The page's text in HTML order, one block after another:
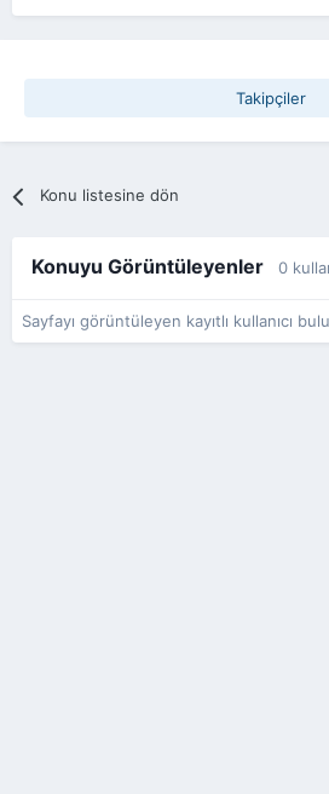
Takipçiler
Konu listesine dön
Konuyu Görüntüleyenler 0
Sayfayı görüntüleyen kayıtlı kullanıcı